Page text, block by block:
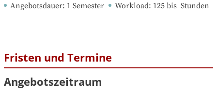
Angebotsdauer: 1 Semester Workload: 125 bis Stunden
Fristen und Termine
Angebotszeitraum